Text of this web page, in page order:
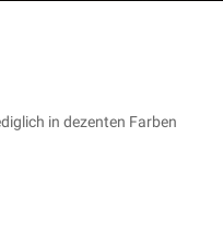
in dezenten Farben